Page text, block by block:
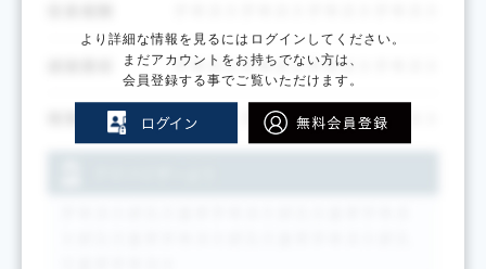
より詳細な情報を見るにはログインしてください。
まだアカウントをお持ちでない方は、
会員登録する事でご覧いただけます。